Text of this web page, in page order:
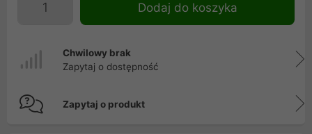
Dodaj do koszyka
Chwilowy brak
Zapytaj o dostępność
Zapytaj o produkt